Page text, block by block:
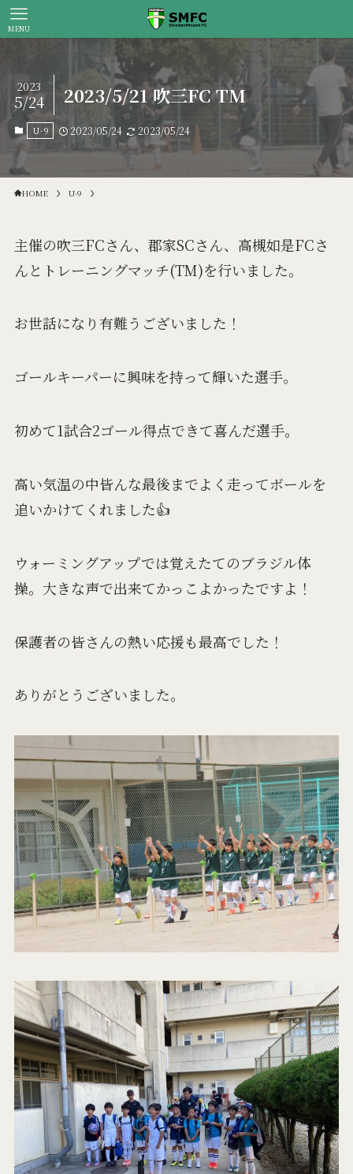
MENU
2023/5/21 吹三FC TM
2023
5/24
U-9 2023/05/24 2023/05/24
HOME U-9
主催の吹三FCさん、郡家SCさん、高槻如是FCさ
んとトレーニングマッチ(TM)を行いました。
お世話になり有難うございました！
ゴールキーパーに興味を持って輝いた選手。
初めて1試合2ゴール得点できて喜んだ選手。
高い気温の中皆んな最後までよく走ってボールを
追いかけてくれました👍
ウォーミングアップでは覚えたてのブラジル体
操。大きな声で出来てかっこよかったですよ！
保護者の皆さんの熱い応援も最高でした！
ありがとうございました。